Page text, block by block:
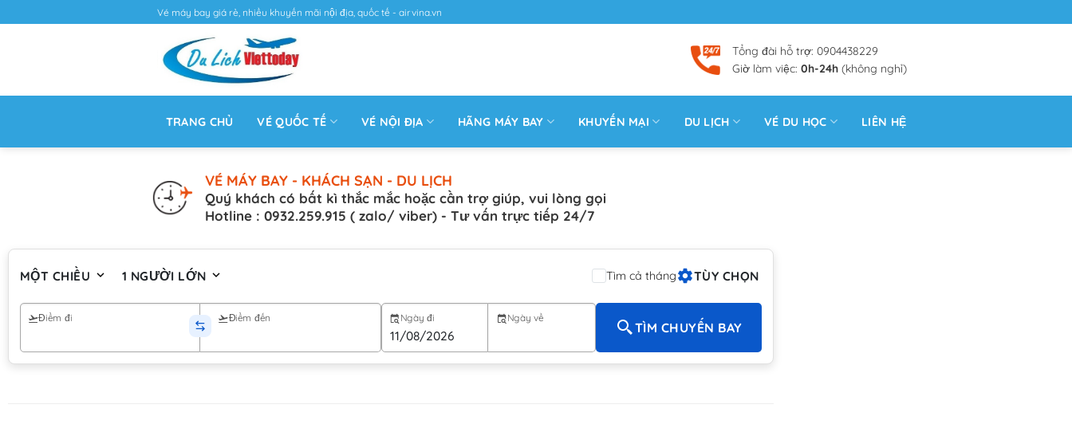
Vé máy bay giá rẻ, nhiều khuyến mãi nội địa, quốc tế - airvina.vn
Tổng đài hỗ trợ: 0904438229
Giờ làm việc: 0h-24h (không nghỉ)
TRANG CHỦ VÉ QUỐC TẾ VÉ NỘI ĐỊA HÃNG MÁY BAY KHUYẾN MẠI DU LỊCH VÉ DU HỌC LIÊN HỆ
VÉ MÁY BAY - KHÁCH SẠN - DU LỊCH
Quý khách có bất kì thắc mắc hoặc cần trợ giúp, vui lòng gọi
Hotline : 0932.259.915 ( zalo/ viber) - Tư vấn trực tiếp 24/7
MỘT CHIỀU 1 NGƯỜI LỚN Tìm cả tháng TÙY CHỌN
Điểm đi Điểm đến Ngày đi Ngày về
TÌM CHUYẾN BAY